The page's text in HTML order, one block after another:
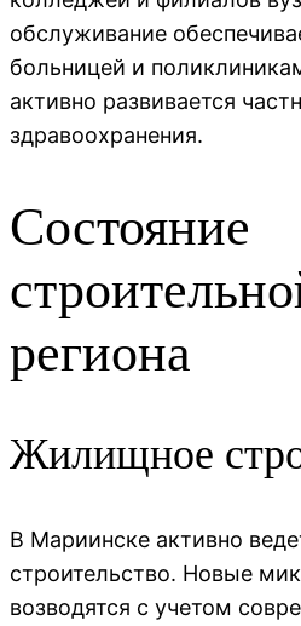
обслуживание
больницей и
активно развивается
здравоохранения.
Состояние
региона
Жилищное
В Мариинске активно
строительство. Новые
возводятся с учетом